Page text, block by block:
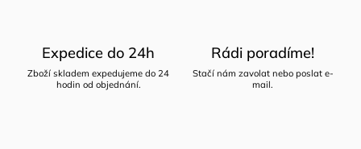
Expedice do 24h
Zboží skladem expedujeme do 24
hodin od objednání.
Rádi poradíme!
Stačí nám zavolat nebo poslat e-
mail.